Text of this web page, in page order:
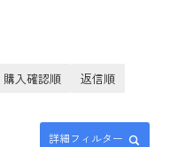
詳細フィルター
購入確認順
返信順